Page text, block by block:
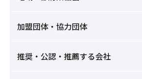
加盟団体・協力団体
推奨・公認・推薦する会社